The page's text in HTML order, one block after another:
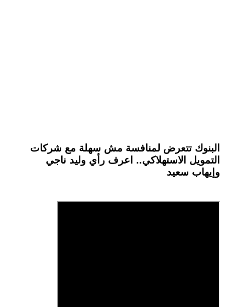
البنوك تتعرض لمنافسة مش سهلة مع شركات
التمويل الاستهلاكي.. اعرف رأي وليد ناجي
وإيهاب سعيد